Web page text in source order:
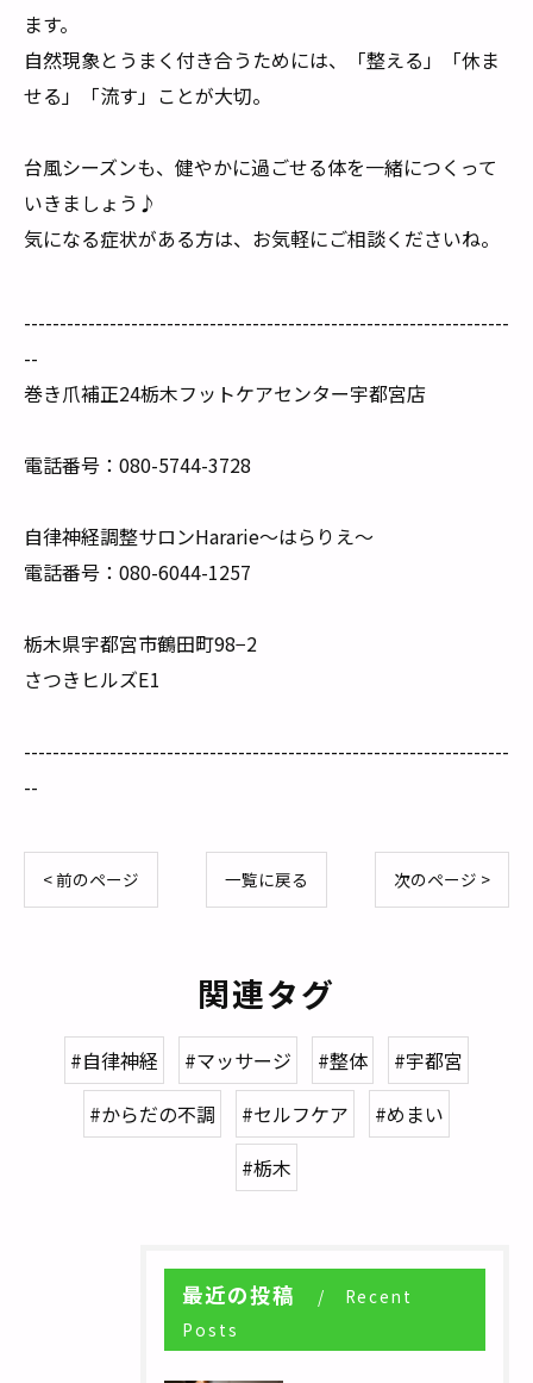
ます。
自然現象とうまく付き合うためには、「整える」「休ま
せる」「流す」ことが大切。
台風シーズンも、健やかに過ごせる体を一緒につくって
いきましょう♪
気になる症状がある方は、お気軽にご相談くださいね。
--------------------------------------------------------------------
--
巻き爪補正24栃木フットケアセンター宇都宮店
電話番号：080-5744-3728
自律神経調整サロンHararie〜はらりえ〜
電話番号：080-6044-1257
栃木県宇都宮市鶴田町98−2
さつきヒルズE1
--------------------------------------------------------------------
--
< 前のページ 一覧に戻る 次のページ >
関連タグ
#自律神経 #マッサージ #整体
#宇都宮
#からだの不調
#セルフケア
#めまい
#栃木
最近の投稿
Recent
Posts